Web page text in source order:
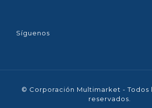
Síguenos
© Corporación Multimarket - Todos
reservados.